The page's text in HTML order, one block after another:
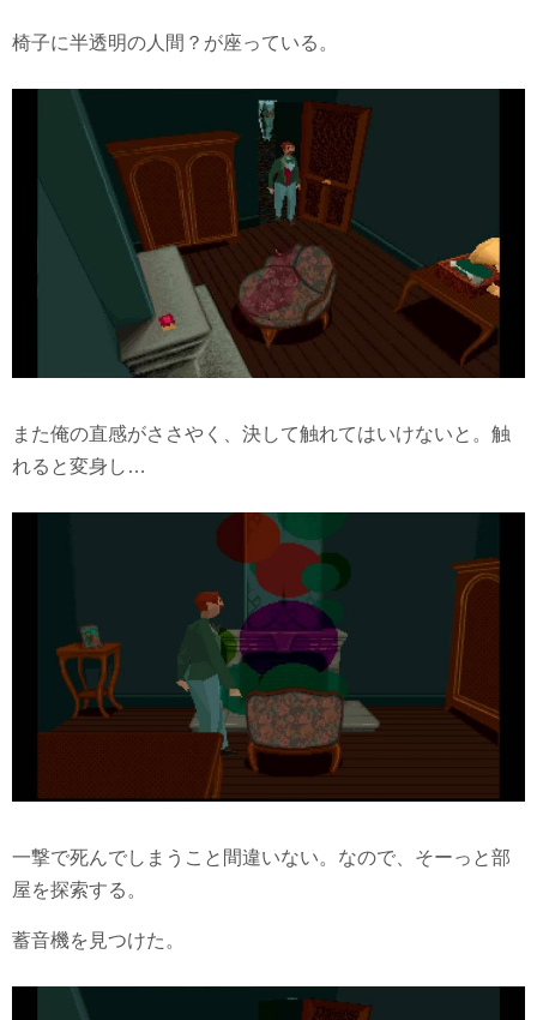
椅子に半透明の人間？が座っている。
また俺の直感がささやく、決して触れてはいけないと。触
れると変身し…
一撃で死んでしまうこと間違いない。なので、そーっと部
屋を探索する。
蓄音機を見つけた。